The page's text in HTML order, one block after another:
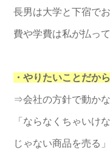
長男は大学と下宿で
費や学費は私が払って
・やりたいことだか
⇒会社の方針で動かな
「ならなくちゃいけ
じゃない商品を売る